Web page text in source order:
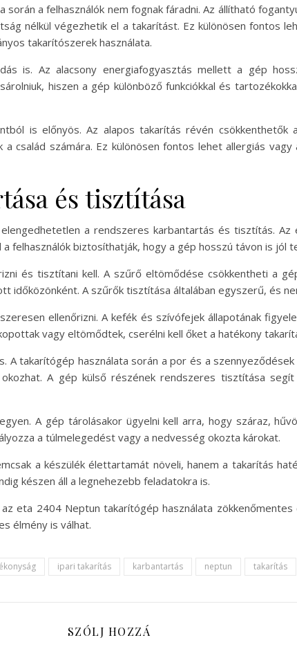
a felhasználók nem fognak fáradni. Az állítható
nélkül végezhetik el a takarítást. Ez különösen fontos
takarítószerek használata.
is. Az alacsony energiafogyasztás mellett a gép
hiszen a gép különböző funkciókkal és
is előnyös. Az alapos takarítás révén csökkenthetők
család számára. Ez különösen fontos lehet allergiás
és tisztítása
a rendszeres karbantartás és tisztítás.
felhasználók biztosíthatják, hogy a gép hosszú távon is jól
és tisztítani kell. A szűrő eltömődése csökkentheti a
időközönként. A szűrők tisztítása általában egyszerű, és
ellenőrizni. A kefék és szívófejek állapotának
vagy eltömődtek, cserélni kell őket a hatékony
takarítógép használata során a por és a
A gép külső részének rendszeres tisztítása
A gép tárolásakor ügyelni kell arra, hogy száraz,
a túlmelegedést vagy a nedvesség okozta károkat.
a készülék élettartamát növeli, hanem a takarítás
készen áll a legnehezebb feladatokra is.
eta 2404 Neptun takarítógép használata
élmény is válhat.
ipari takarítás karbantartás neptun takarítás
SZÓLJ HOZZÁ